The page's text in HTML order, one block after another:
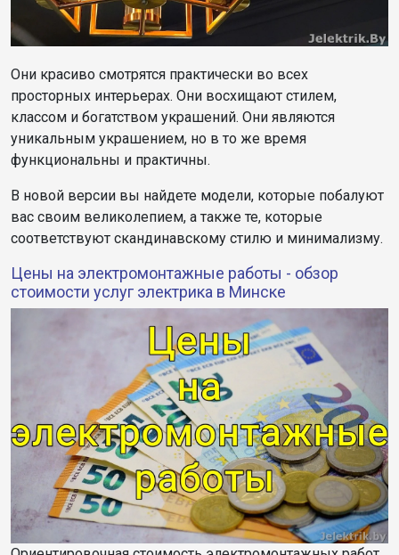
Они красиво смотрятся практически во всех
просторных интерьерах. Они восхищают стилем,
классом и богатством украшений. Они являются
уникальным украшением, но в то же время
функциональны и практичны.
В новой версии вы найдете модели, которые побалуют
вас своим великолепием, а также те, которые
соответствуют скандинавскому стилю и минимализму.
Цены на электромонтажные работы - обзор
стоимости услуг электрика в Минске